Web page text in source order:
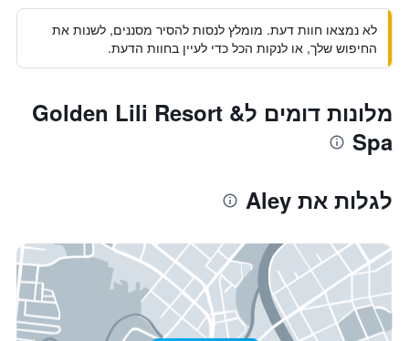
לא נמצאו חוות דעת. מומלץ לנסות להסיר מסננים, לשנות את
החיפוש שלך, או לנקות הכל כדי לעיין בחוות הדעת.
מלונות דומים לGolden Lili Resort &
Spa
לגלות את Aley